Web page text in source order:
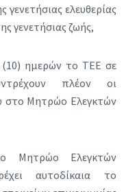
ελευθερίας
γενετήσιας ζωής,
(10) ημερών το ΤΕΕ σε
πλέον οι
στο Μητρώο Ελεγκτών
Μητρώο Ελεγκτών
αυτοδίκαια το